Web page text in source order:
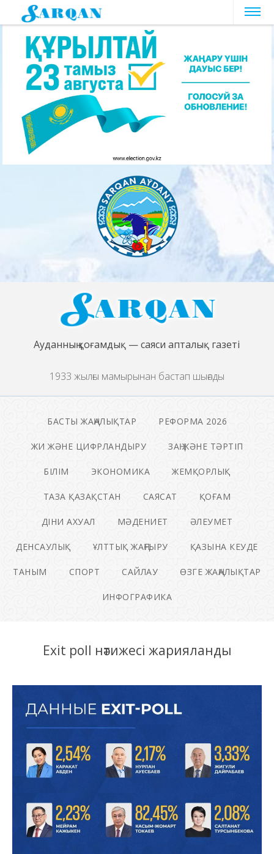
Ауданның қоғамдық — саяси апталық газеті
1933 жылғы мамырынан бастап шығады
БАСТЫ ЖАҢАЛЫҚТАР РЕФОРМА 2026
ЖИ ЖӘНЕ ЦИФРЛАНДЫРУ ЗАҢ ЖӘНЕ ТӘРТІП
БІЛІМ ЭКОНОМИКА ЖЕМҚОРЛЫҚ
ТАЗА ҚАЗАҚСТАН САЯСАТ ҚОҒАМ
ДІНИ АХУАЛ МӘДЕНИЕТ ӘЛЕУМЕТ
ДЕНСАУЛЫҚ ҰЛТТЫҚ ЖАҢҒЫРУ ҚАЗЫНА КЕУДЕ
ТАНЫМ СПОРТ САЙЛАУ ӨЗГЕ ЖАҢАЛЫҚТАР
ИНФОГРАФИКА
Exit poll нәтижесі жарияланды